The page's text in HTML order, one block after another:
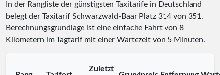
In der Rangliste der günstigsten Taxitarife in Deutschland
belegt der Taxitarif Schwarzwald-Baar Platz 314 von 351.
Berechnungsgrundlage ist eine einfache Fahrt von 8
Kilometern im Tagtarif mit einer Wartezeit von 5 Minuten.
Zuletzt